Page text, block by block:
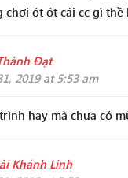
chơi ót ót cái cc gì thề
Đạt
2019 at 5:53 am
hay mà chưa có
Khánh Linh